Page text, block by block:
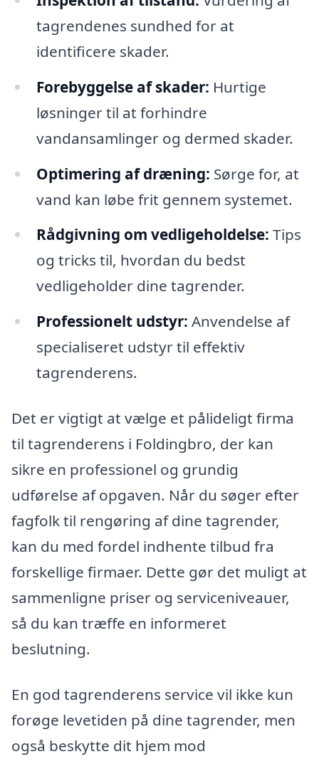
tagrendenes sundhed for at
identificere skader.
Forebyggelse af skader: Hurtige
løsninger til at forhindre
vandansamlinger og dermed skader.
Optimering af dræning: Sørge for, at
vand kan løbe frit gennem systemet.
Rådgivning om vedligeholdelse: Tips
og tricks til, hvordan du bedst
vedligeholder dine tagrender.
Professionelt udstyr: Anvendelse af
specialiseret udstyr til effektiv
tagrenderens.
Det er vigtigt at vælge et pålideligt firma
til tagrenderens i Foldingbro, der kan
sikre en professionel og grundig
udførelse af opgaven. Når du søger efter
fagfolk til rengøring af dine tagrender,
kan du med fordel indhente tilbud fra
forskellige firmaer. Dette gør det muligt at
sammenligne priser og serviceniveauer,
så du kan træffe en informeret
beslutning.
En god tagrenderens service vil ikke kun
forøge levetiden på dine tagrender, men
også beskytte dit hjem mod